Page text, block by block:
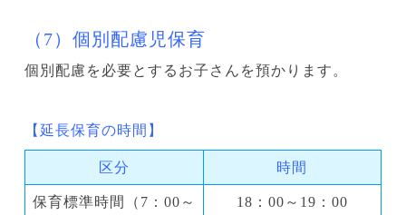
（7）個別配慮児保育
個別配慮を必要とするお子さんを預かります。
【延長保育の時間】
区分 時間
保育標準時間（7：00～
18：00～19：00